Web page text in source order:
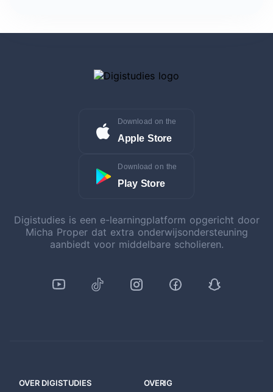
Download on the
Apple Store
Download on the
Play Store
Digistudies is een e-learningplatform opgericht door
Micha Proper dat extra onderwijsondersteuning
aanbiedt voor middelbare scholieren.
OVER DIGISTUDIES OVERIG